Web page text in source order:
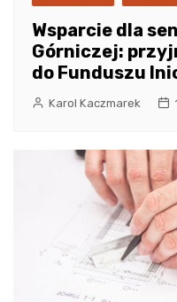
Wsparcie dla
Górniczej:
do Funduszu
Karol Kaczmarek